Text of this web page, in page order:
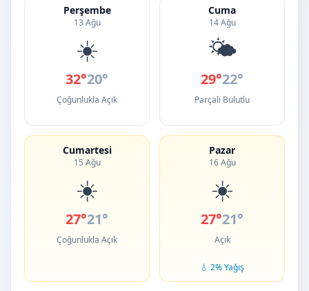
Perşembe
13 Ağu
☀️
32°20°
Çoğunlukla Açık
Cuma
14 Ağu
🌤️
29°22°
Parçalı Bulutlu
Cumartesi
15 Ağu
☀️
27°21°
Çoğunlukla Açık
Pazar
16 Ağu
☀️
27°21°
Açık
💧 2% Yağış